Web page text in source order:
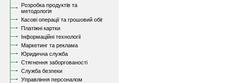
Розробка продуктів та
методологія
Касові операції та грошовий обіг
Платіжні картки
Інформаційні технології
Маркетинг та реклама
Юридична служба
Стягнення заборгованості
Служба безпеки
Управління персоналом